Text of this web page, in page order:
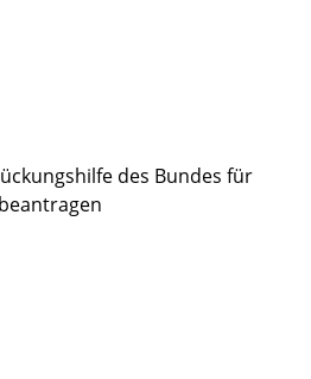
des Bundes für